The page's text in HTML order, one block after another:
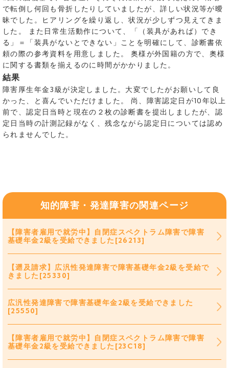
で転倒し何回も骨折したりしていましたが、詳しい状況等が曖
昧でした。ヒアリングを繰り返し、状況が少しずつ見えてきま
した。 また日常生活動作について、「（装具があれば）でき
る」＝「装具がないとできない」ことを明確にして、診断書依
頼の際の参考資料を用意しました。 奥様が外国籍の方で、奥様
に関する書類を揃えるのに時間がかかりました。
結果
障害厚生年金3級が決定しました。大変でしたがお願いして良
かった、と喜んでいただけました。 尚、障害認定日が10年以上
前で、認定日当時と現在の２枚の診断書を提出しましたが、認
定日当時の計測記録がなく、残念ながら認定日については認め
られませんでした。
知的障害・発達障害の関連ページ
【障害者雇用で就労中】自閉症スペクトラム障害で障害
基礎年金2級を受給できました[26213]
【遡及請求】広汎性発達障害で障害基礎年金2級を受給で
きました[25330]
広汎性発達障害で障害基礎年金2級を受給できました
[25550]
【障害者雇用で就労中】自閉症スペクトラム障害で障害
基礎年金2級を受給できました[23C18]